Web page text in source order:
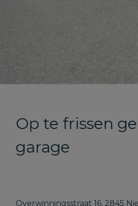
Op te frissen
garage
Overwinningsstraat 16, 2845 Niel